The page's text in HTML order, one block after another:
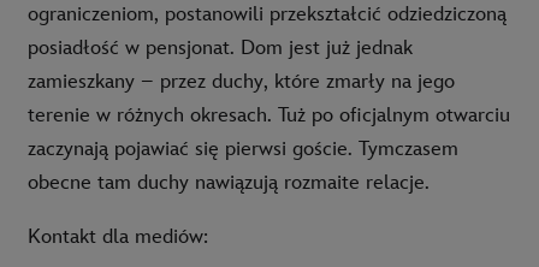
ograniczeniom, postanowili przekształcić odziedziczoną
posiadłość w pensjonat. Dom jest już jednak
zamieszkany – przez duchy, które zmarły na jego
terenie w różnych okresach. Tuż po oficjalnym otwarciu
zaczynają pojawiać się pierwsi goście. Tymczasem
obecne tam duchy nawiązują rozmaite relacje.
Kontakt dla mediów: